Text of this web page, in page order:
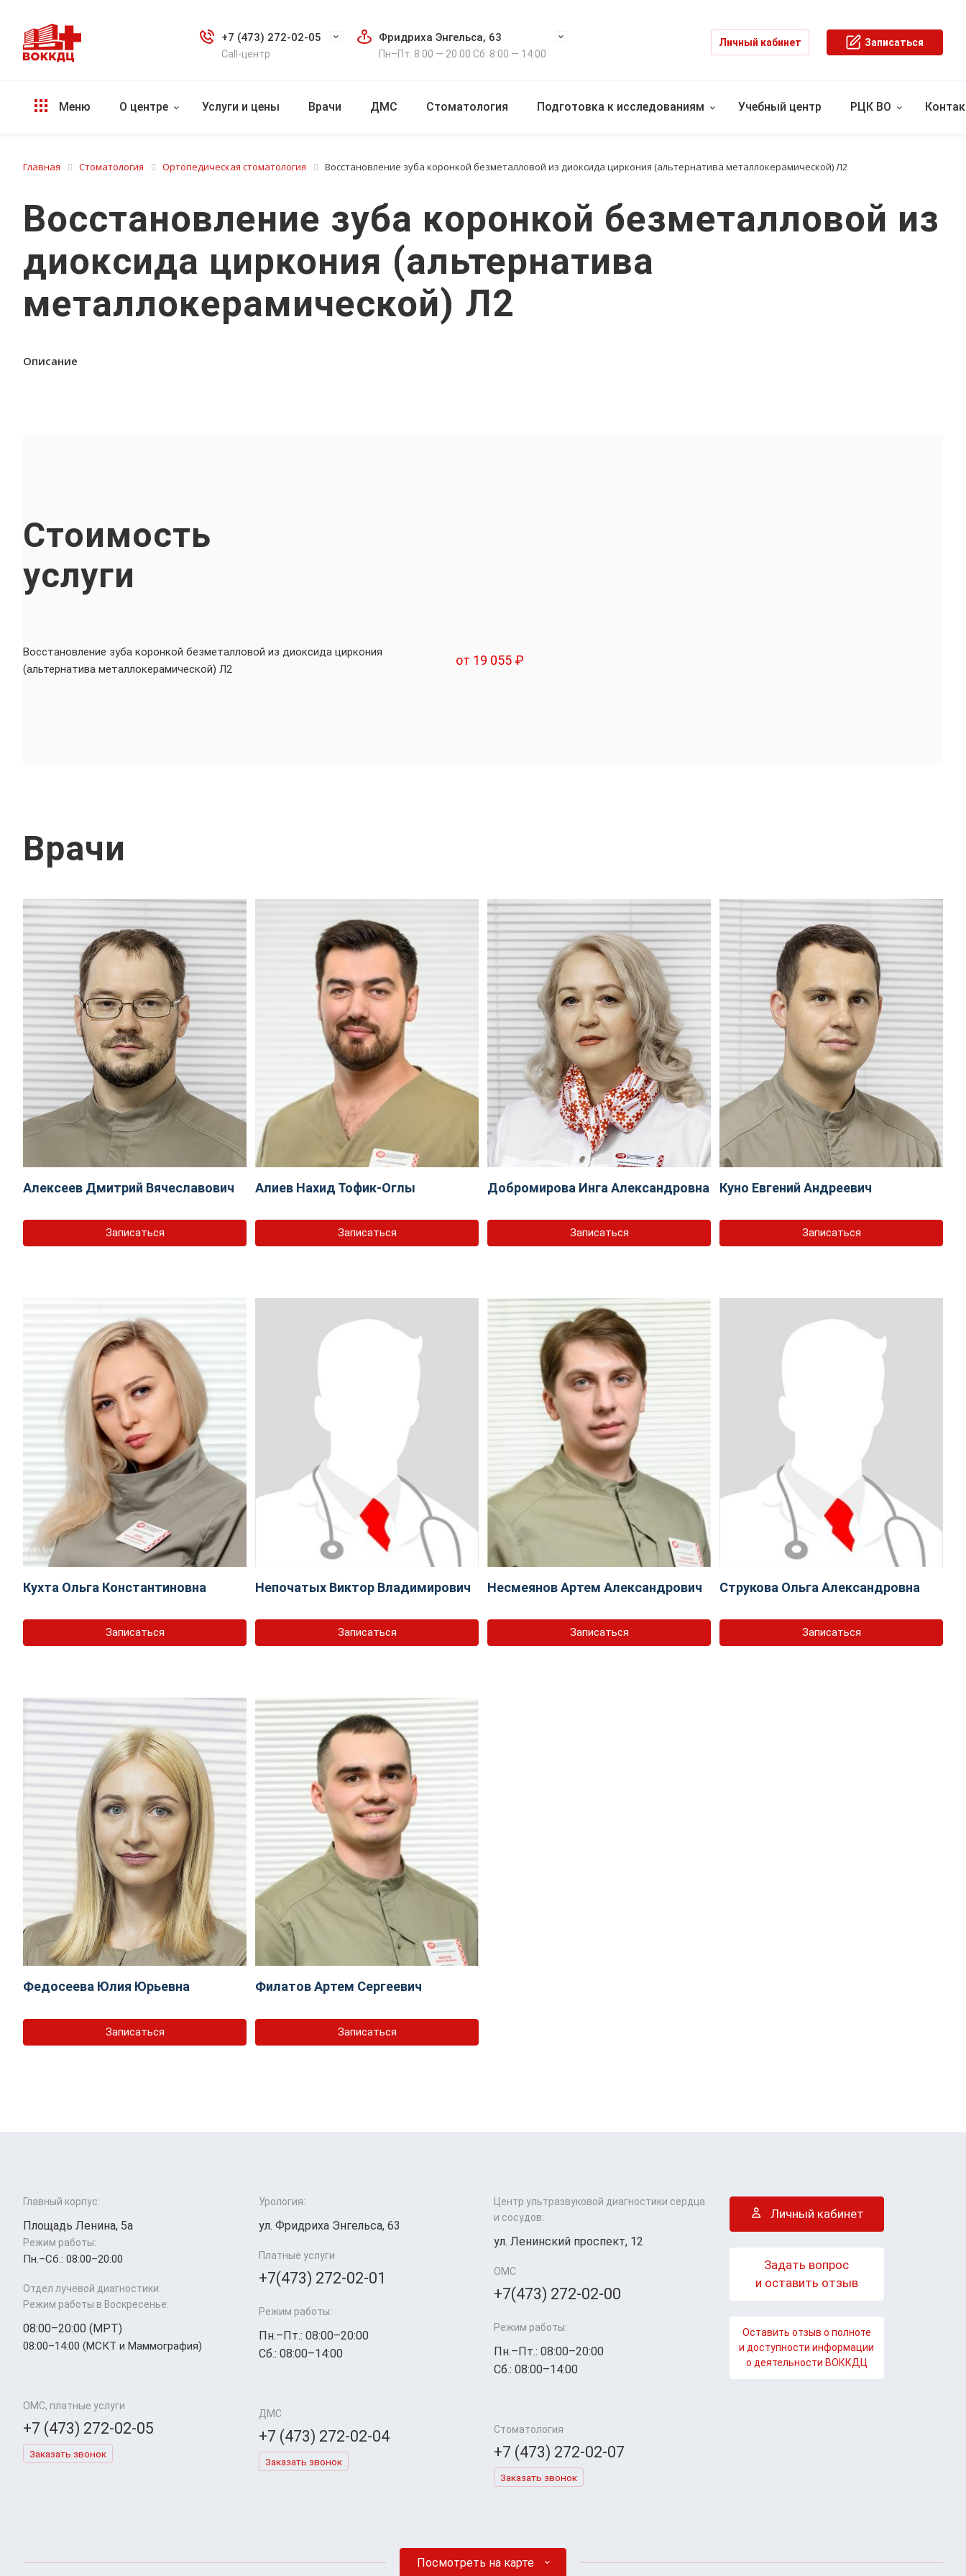
+7 (473) 272-02-05
Call-центр
Фридриха Энгельса, 63
Пн–Пт: 8:00 — 20:00 Сб: 8:00 — 14:00
Личный кабинет Записаться
Меню О центре Услуги и цены Врачи ДМС Стоматология Подготовка к исследованиям Учебный центр РЦК ВО
Главная Стоматология Ортопедическая стоматология Восстановление зуба коронкой безметалловой из диоксида циркония (альтернатива металлокерамической) Л2
Восстановление зуба коронкой безметалловой из
диоксида циркония (альтернатива
металлокерамической) Л2
Описание
Стоимость
услуги
Восстановление зуба коронкой безметалловой из диоксида циркония
(альтернатива металлокерамической) Л2
от 19 055 ₽
Врачи
Алексеев Дмитрий Вячеславович
Записаться
Алиев Нахид Тофик-Оглы
Записаться
Добромирова Инга Александровна
Записаться
Куно Евгений Андреевич
Записаться
Кухта Ольга Константиновна
Записаться
Непочатых Виктор Владимирович
Записаться
Несмеянов Артем Александрович
Записаться
Струкова Ольга Александровна
Записаться
Федосеева Юлия Юрьевна
Записаться
Филатов Артем Сергеевич
Записаться
Главный корпус:
Площадь Ленина, 5а
Режим работы:
Пн.–Cб.: 08:00–20:00
Отдел лучевой диагностики:
Режим работы в Воскресенье:
08:00–20:00 (МРТ)
08:00–14:00 (МСКТ и Маммография)
ОМС, платные услуги
+7 (473) 272-02-05
Заказать звонок
Урология:
ул. Фридриха Энгельса, 63
Платные услуги
+7(473) 272-02-01
Режим работы:
Пн.–Пт.: 08:00–20:00
Сб.: 08:00–14:00
ДМС
+7 (473) 272-02-04
Заказать звонок
Центр ультразвуковой диагностики сердца
и сосудов:
ул. Ленинский проспект, 12
ОМС
+7(473) 272-02-00
Режим работы:
Пн.–Пт.: 08:00–20:00
Сб.: 08:00–14:00
Стоматология
+7 (473) 272-02-07
Заказать звонок
Личный кабинет
Задать вопрос
и оставить отзыв
Оставить отзыв о полноте
и доступности информации
о деятельности ВОККДЦ
Посмотреть на карте